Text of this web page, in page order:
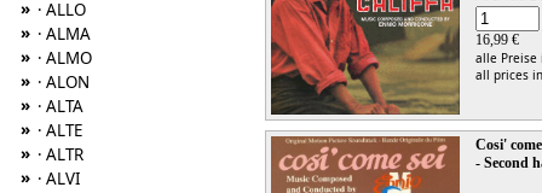
» · ALLO
» · ALMA
» · ALMO
» · ALON
» · ALTA
» · ALTE
» · ALTR
» · ALVI
16,99 €
alle
all prices
Cosi'
- Second